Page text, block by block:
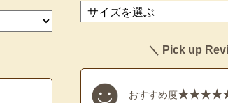
＼ Pick up
おすすめ度